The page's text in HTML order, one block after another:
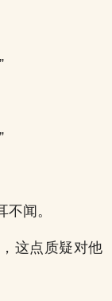
闻。
这点质疑对他